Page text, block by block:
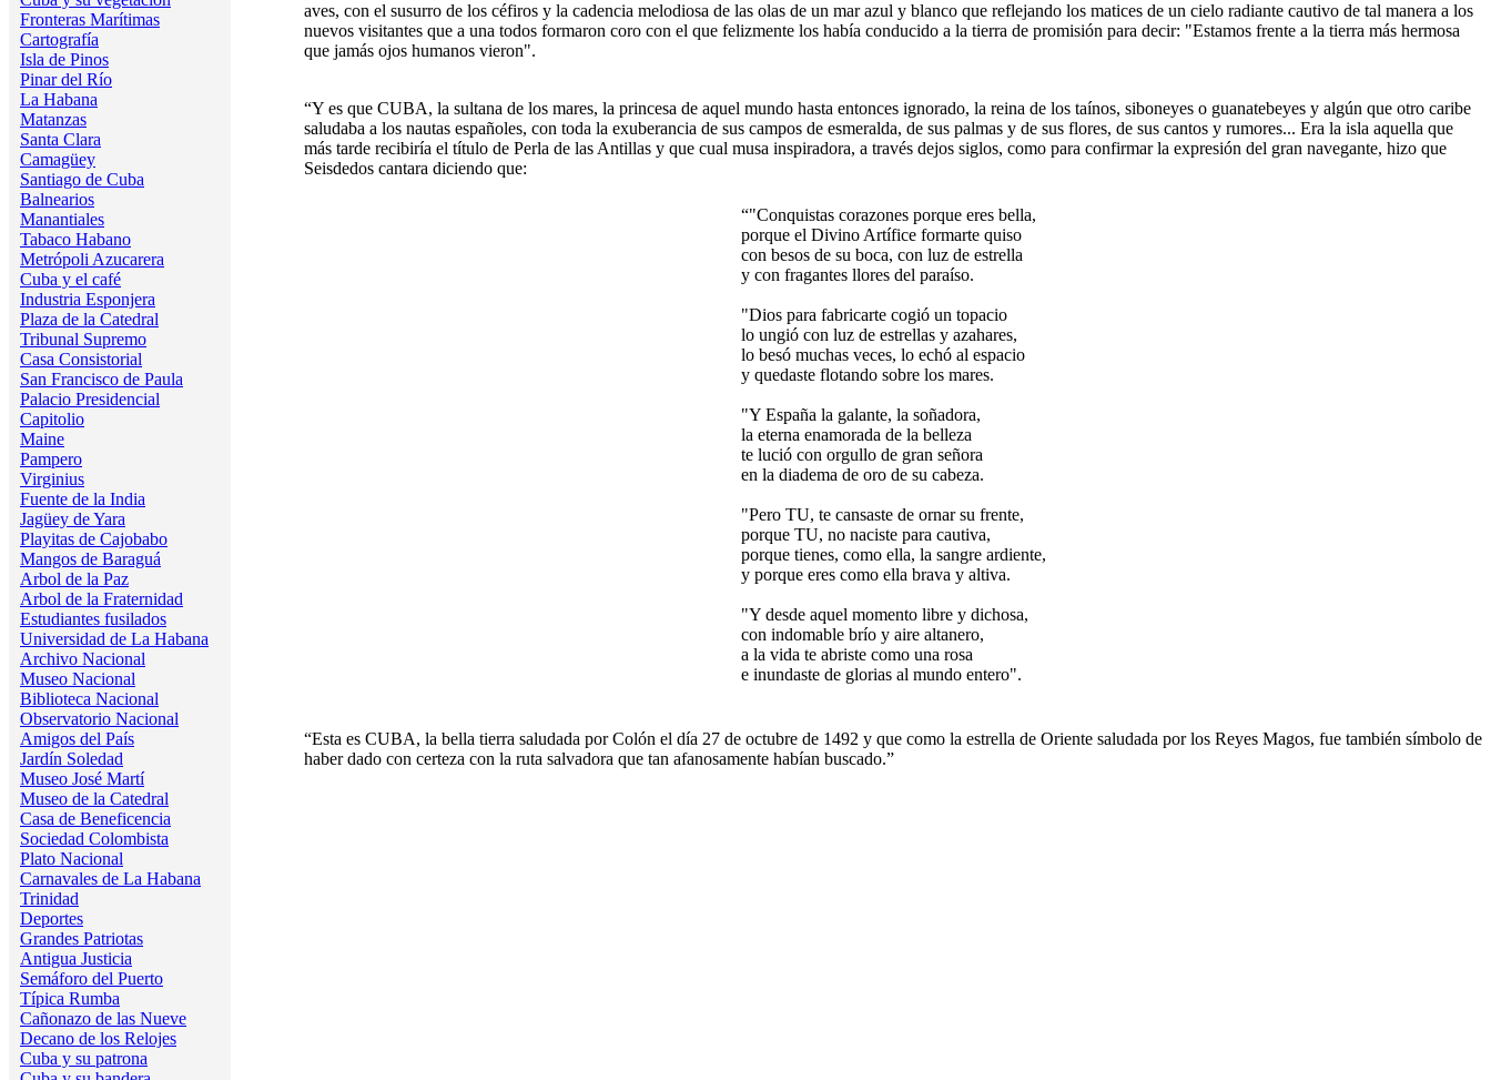
Fronteras Marítimas
Cartografía
Isla de Pinos
Pinar del Río
La Habana
Matanzas
Santa Clara
Camagüey
Santiago de Cuba
Balnearios
Manantiales
Tabaco Habano
Metrópoli Azucarera
Cuba y el café
Industria Esponjera
Plaza de la Catedral
Tribunal Supremo
Casa Consistorial
San Francisco de Paula
Palacio Presidencial
Capitolio
Maine
Pampero
Virginius
Fuente de la India
Jagüey de Yara
Playitas de Cajobabo
Mangos de Baraguá
Arbol de la Paz
Arbol de la Fraternidad
Estudiantes fusilados
Universidad de La Habana
Archivo Nacional
Museo Nacional
Biblioteca Nacional
Observatorio Nacional
Amigos del País
Jardín Soledad
Museo José Martí
Museo de la Catedral
Casa de Beneficencia
Sociedad Colombista
Plato Nacional
Carnavales de La Habana
Trinidad
Deportes
Grandes Patriotas
Antigua Justicia
Semáforo del Puerto
Típica Rumba
Cañonazo de las Nueve
Decano de los Relojes
Cuba y su patrona
aves, con el susurro de los céfiros y la cadencia melodiosa de las olas de un mar azul y blanco que reflejando los matices de un cielo radiante cautivo de tal manera a los
nuevos visitantes que a una todos formaron coro con el que felizmente los había conducido a la tierra de promisión para decir: "Estamos frente a la tierra más hermosa
que jamás ojos humanos vieron".
“Y es que CUBA, la sultana de los mares, la princesa de aquel mundo hasta entonces ignorado, la reina de los taínos, siboneyes o guanatebeyes y algún que otro caribe
saludaba a los nautas españoles, con toda la exuberancia de sus campos de esmeralda, de sus palmas y de sus flores, de sus cantos y rumores... Era la isla aquella que
más tarde recibiría el título de Perla de las Antillas y que cual musa inspiradora, a través dejos siglos, como para confirmar la expresión del gran navegante, hizo que
Seisdedos cantara diciendo que:
“"Conquistas corazones porque eres bella,
porque el Divino Artífice formarte quiso
con besos de su boca, con luz de estrella
y con fragantes llores del paraíso.
"Dios para fabricarte cogió un topacio
lo ungió con luz de estrellas y azahares,
lo besó muchas veces, lo echó al espacio
y quedaste flotando sobre los mares.
"Y España la galante, la soñadora,
la eterna enamorada de la belleza
te lució con orgullo de gran señora
en la diadema de oro de su cabeza.
"Pero TU, te cansaste de ornar su frente,
porque TU, no naciste para cautiva,
porque tienes, como ella, la sangre ardiente,
y porque eres como ella brava y altiva.
"Y desde aquel momento libre y dichosa,
con indomable brío y aire altanero,
a la vida te abriste como una rosa
e inundaste de glorias al mundo entero".
“Esta es CUBA, la bella tierra saludada por Colón el día 27 de octubre de 1492 y que como la estrella de Oriente saludada por los Reyes Magos, fue también símbolo de
haber dado con certeza con la ruta salvadora que tan afanosamente habían buscado.”